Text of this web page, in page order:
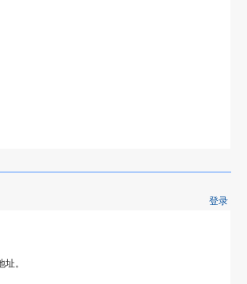
登录
。